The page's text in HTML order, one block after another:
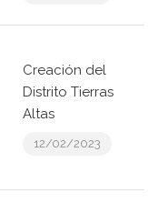
Creación del
Distrito Tierras
Altas
12/02/2023